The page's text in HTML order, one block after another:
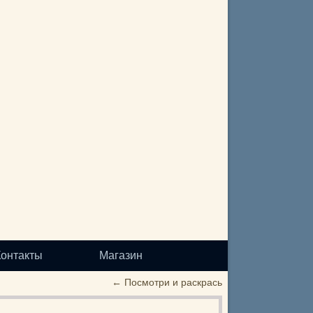
Магазин
← Посмотри и раскрась